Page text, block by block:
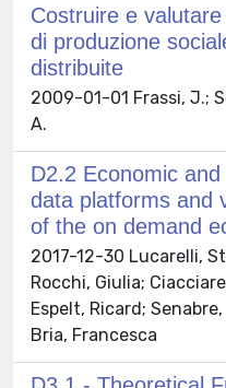
Costruire e
di produzione
distribuite
2009-01-01 Frassi, J.;
A.
D2.2 Economic
data platforms and
of the on demand
2017-12-30 Lucarelli,
Rocchi, Giulia;
Espelt, Ricard;
Bria, Francesca